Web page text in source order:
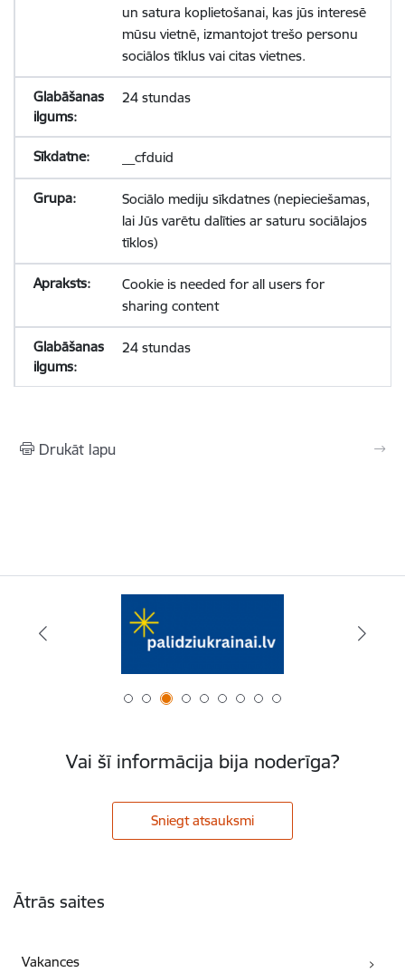
un satura koplietošanai, kas jūs interesē
mūsu vietnē, izmantojot trešo personu
sociālos tīklus vai citas vietnes.
24 stundas
__cfduid
Sociālo mediju sīkdatnes (nepieciešamas,
lai Jūs varētu dalīties ar saturu sociālajos
tīklos)
Cookie is needed for all users for
sharing content
24 stundas
Drukāt lapu
Vai šī informācija bija noderīga?
Sniegt atsauksmi
Ātrās saites
Vakances